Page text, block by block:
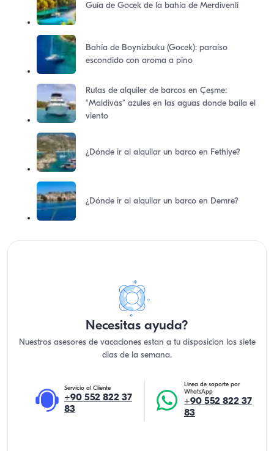
Guía de Gocek de la bahía de Merdivenli
Bahía de Boynizbuku (Gocek): paraíso
escondido con aroma a pino
Rutas de alquiler de barcos en Çeşme:
“Maldivas” azules en las aguas donde baila el
viento
¿Dónde ir al alquilar un barco en Fethiye?
¿Dónde ir al alquilar un barco en Demre?
Necesitas ayuda?
Nuestros asesores de vacaciones estan a tu disposicion los siete
dias de la semana.
Servicio al Cliente
+90 552 822 37
83
Linea de soporte por
WhatsApp
+90 552 822 37
83